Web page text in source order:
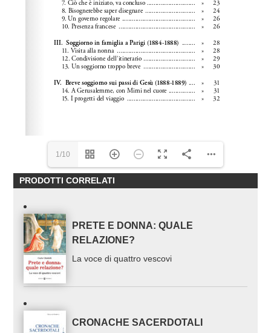
1/10
PRODOTTI CORRELATI
PRETE E DONNA: QUALE
RELAZIONE?
La voce di quattro vescovi
CRONACHE SACERDOTALI